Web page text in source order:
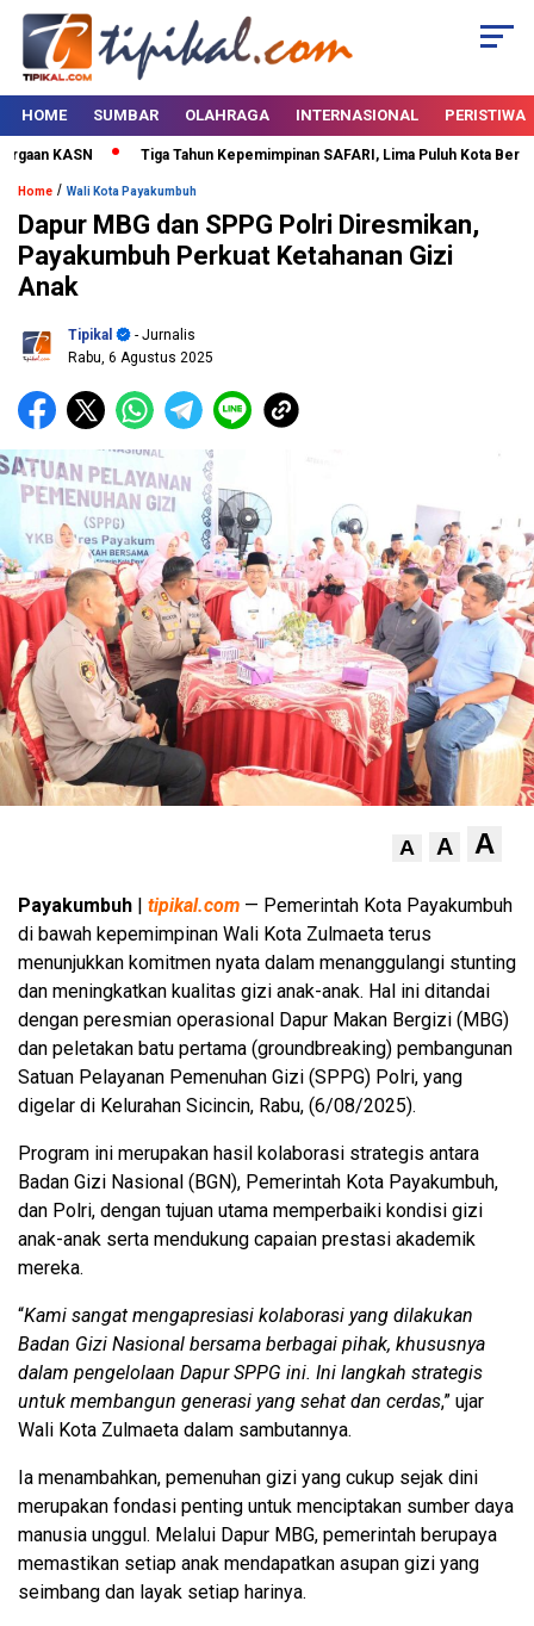
HOME SUMBAR OLAHRAGA INTERNASIONAL PERISTIWA
KASN Tiga Tahun Kepemimpinan SAFARI, Lima Puluh Kota
Home / Wali Kota Payakumbuh
Dapur MBG dan SPPG Polri Diresmikan,
Payakumbuh Perkuat Ketahanan Gizi
Anak
Tipikal
- Jurnalis
Rabu, 6 Agustus 2025
A A A
Payakumbuh | tipikal.com — Pemerintah Kota Payakumbuh
di bawah kepemimpinan Wali Kota Zulmaeta terus
menunjukkan komitmen nyata dalam menanggulangi stunting
dan meningkatkan kualitas gizi anak-anak. Hal ini ditandai
dengan peresmian operasional Dapur Makan Bergizi (MBG)
dan peletakan batu pertama (groundbreaking) pembangunan
Satuan Pelayanan Pemenuhan Gizi (SPPG) Polri, yang
digelar di Kelurahan Sicincin, Rabu, (6/08/2025).
Program ini merupakan hasil kolaborasi strategis antara
Badan Gizi Nasional (BGN), Pemerintah Kota Payakumbuh,
dan Polri, dengan tujuan utama memperbaiki kondisi gizi
anak-anak serta mendukung capaian prestasi akademik
mereka.
“Kami sangat mengapresiasi kolaborasi yang dilakukan
Badan Gizi Nasional bersama berbagai pihak, khususnya
dalam pengelolaan Dapur SPPG ini. Ini langkah strategis
untuk membangun generasi yang sehat dan cerdas,” ujar
Wali Kota Zulmaeta dalam sambutannya.
Ia menambahkan, pemenuhan gizi yang cukup sejak dini
merupakan fondasi penting untuk menciptakan sumber daya
manusia unggul. Melalui Dapur MBG, pemerintah berupaya
memastikan setiap anak mendapatkan asupan gizi yang
seimbang dan layak setiap harinya.